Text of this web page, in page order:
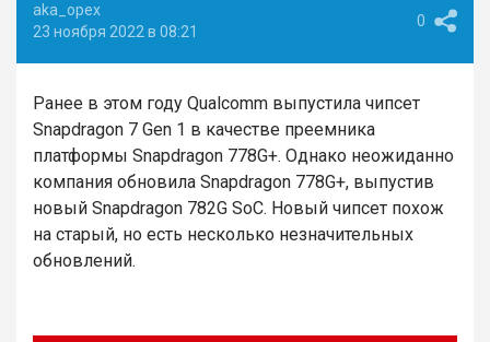
aka_opex
23 ноября 2022 в 08:21
0
Ранее в этом году Qualcomm выпустила чипсет
Snapdragon 7 Gen 1 в качестве преемника
платформы Snapdragon 778G+. Однако неожиданно
компания обновила Snapdragon 778G+, выпустив
новый Snapdragon 782G SoC. Новый чипсет похож
на старый, но есть несколько незначительных
обновлений.